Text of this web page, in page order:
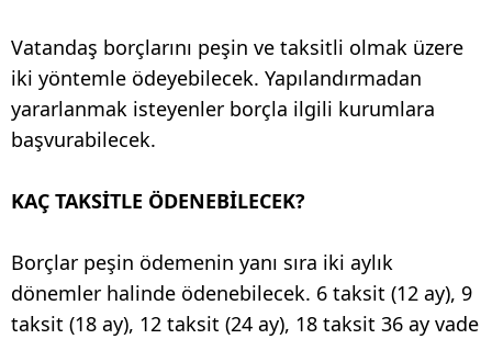
Vatandaş borçlarını peşin ve taksitli olmak üzere
iki yöntemle ödeyebilecek. Yapılandırmadan
yararlanmak isteyenler borçla ilgili kurumlara
başvurabilecek.
KAÇ TAKSİTLE ÖDENEBİLECEK?
Borçlar peşin ödemenin yanı sıra iki aylık
dönemler halinde ödenebilecek. 6 taksit (12 ay), 9
taksit (18 ay), 12 taksit (24 ay), 18 taksit 36 ay vade